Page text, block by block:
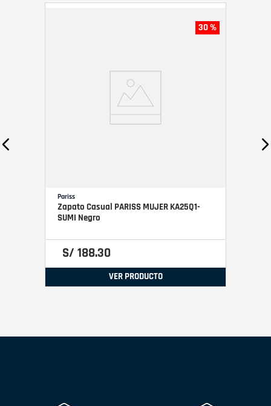
30 %
Pariss
Zapato Casual PARISS MUJER KA25Q1-
SUMI Negro
S/ 188.30
VER PRODUCTO